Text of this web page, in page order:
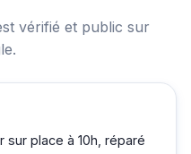
vérifié et public sur
sur place à 10h, réparé